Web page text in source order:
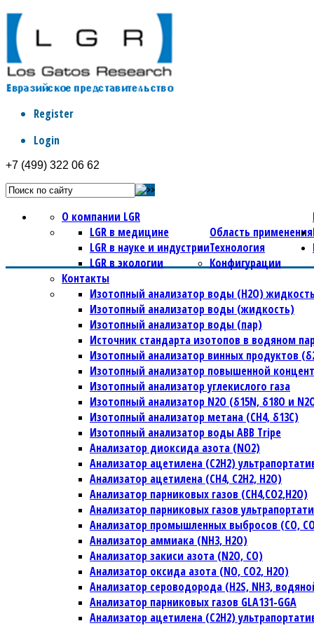
Register
Login
+7 (499) 322 06 62
О компании LGR
Область применения
LGR в медицине
LGR в науке и индустрии
LGR в экологии
Технология
Конфигурации
Контакты
Изотопный анализатор воды (Н2О)
Изотопный анализатор воды (жидкость)
Изотопный анализатор воды (пар)
Источник стандарта изотопов в водяном
Изотопный анализатор винных продуктов
Изотопный анализатор повышенной
Изотопный анализатор углекислого газа
Изотопный анализатор N2O (δ15N, δ18O и
Изотопный анализатор метана (CH4, δ13C)
Изотопный анализатор воды ABB Tripe
Анализатор диоксида азота (NO2)
Анализатор ацетилена (C2H2)
Анализатор ацетилена (CH4, C2H2, H2O)
Анализатор парниковых газов (CH4,CO2,H2O)
Анализатор парниковых газов
Анализатор промышленных выбросов (CO,
Анализатор аммиака (NH3, H2O)
Анализатор закиси азота (N2O, CO)
Анализатор оксида азота (NO, CO2, H2O)
Анализатор сероводорода (H2S, NH3,
Анализатор парниковых газов GLA131-GGA
Анализатор ацетилена (C2H2)